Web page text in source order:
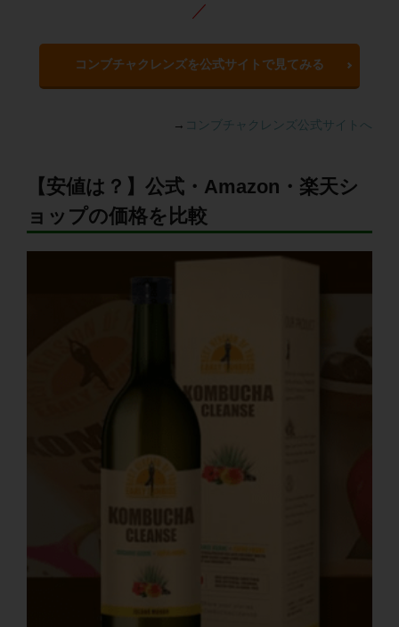
／
コンブチャクレンズを公式サイトで見てみる
→ コンブチャクレンズ公式サイトへ
【安値は？】公式・Amazon・楽天シ
ョップの価格を比較